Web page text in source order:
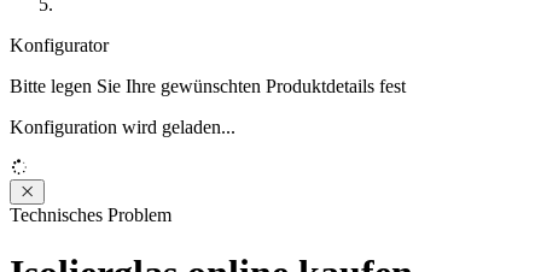
Konfigurator
Bitte legen Sie Ihre gewünschten Produktdetails fest
Konfiguration wird geladen...
Loading...
Technisches Problem